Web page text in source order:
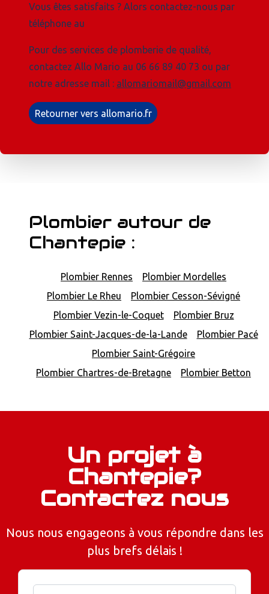
Vous êtes satisfaits ? Alors contactez-nous par
téléphone au
Pour des services de plomberie de qualité,
contactez Allo Mario au 06 66 89 40 73 ou par
notre adresse mail : allomariomail@gmail.com
Retourner vers allomario.fr
Plombier autour de
Chantepie :
Plombier Rennes
Plombier Mordelles
Plombier Le Rheu
Plombier Cesson-Sévigné
Plombier Vezin-le-Coquet
Plombier Bruz
Plombier Saint-Jacques-de-la-Lande
Plombier Pacé
Plombier Saint-Grégoire
Plombier Chartres-de-Bretagne
Plombier Betton
Un projet à
Chantepie?
Contactez nous
Nous nous engageons à vous répondre dans les
plus brefs délais !